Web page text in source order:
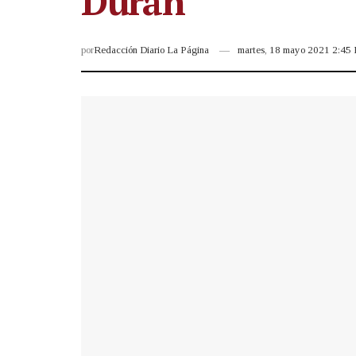
porRedacción Diario La Página martes, 18 mayo 2021 2:45